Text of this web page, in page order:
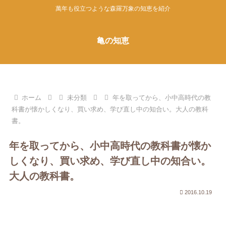
萬年も役立つような森羅万象の知恵を紹介
亀の知恵
ホーム 未分類
年を取ってから、小中高時代の教
科書が懐かしくなり、買い求め、学び直し中の知合い。大人の教科
書。
年を取ってから、小中高時代の教科書が懐か
しくなり、買い求め、学び直し中の知合い。
大人の教科書。
2016.10.19